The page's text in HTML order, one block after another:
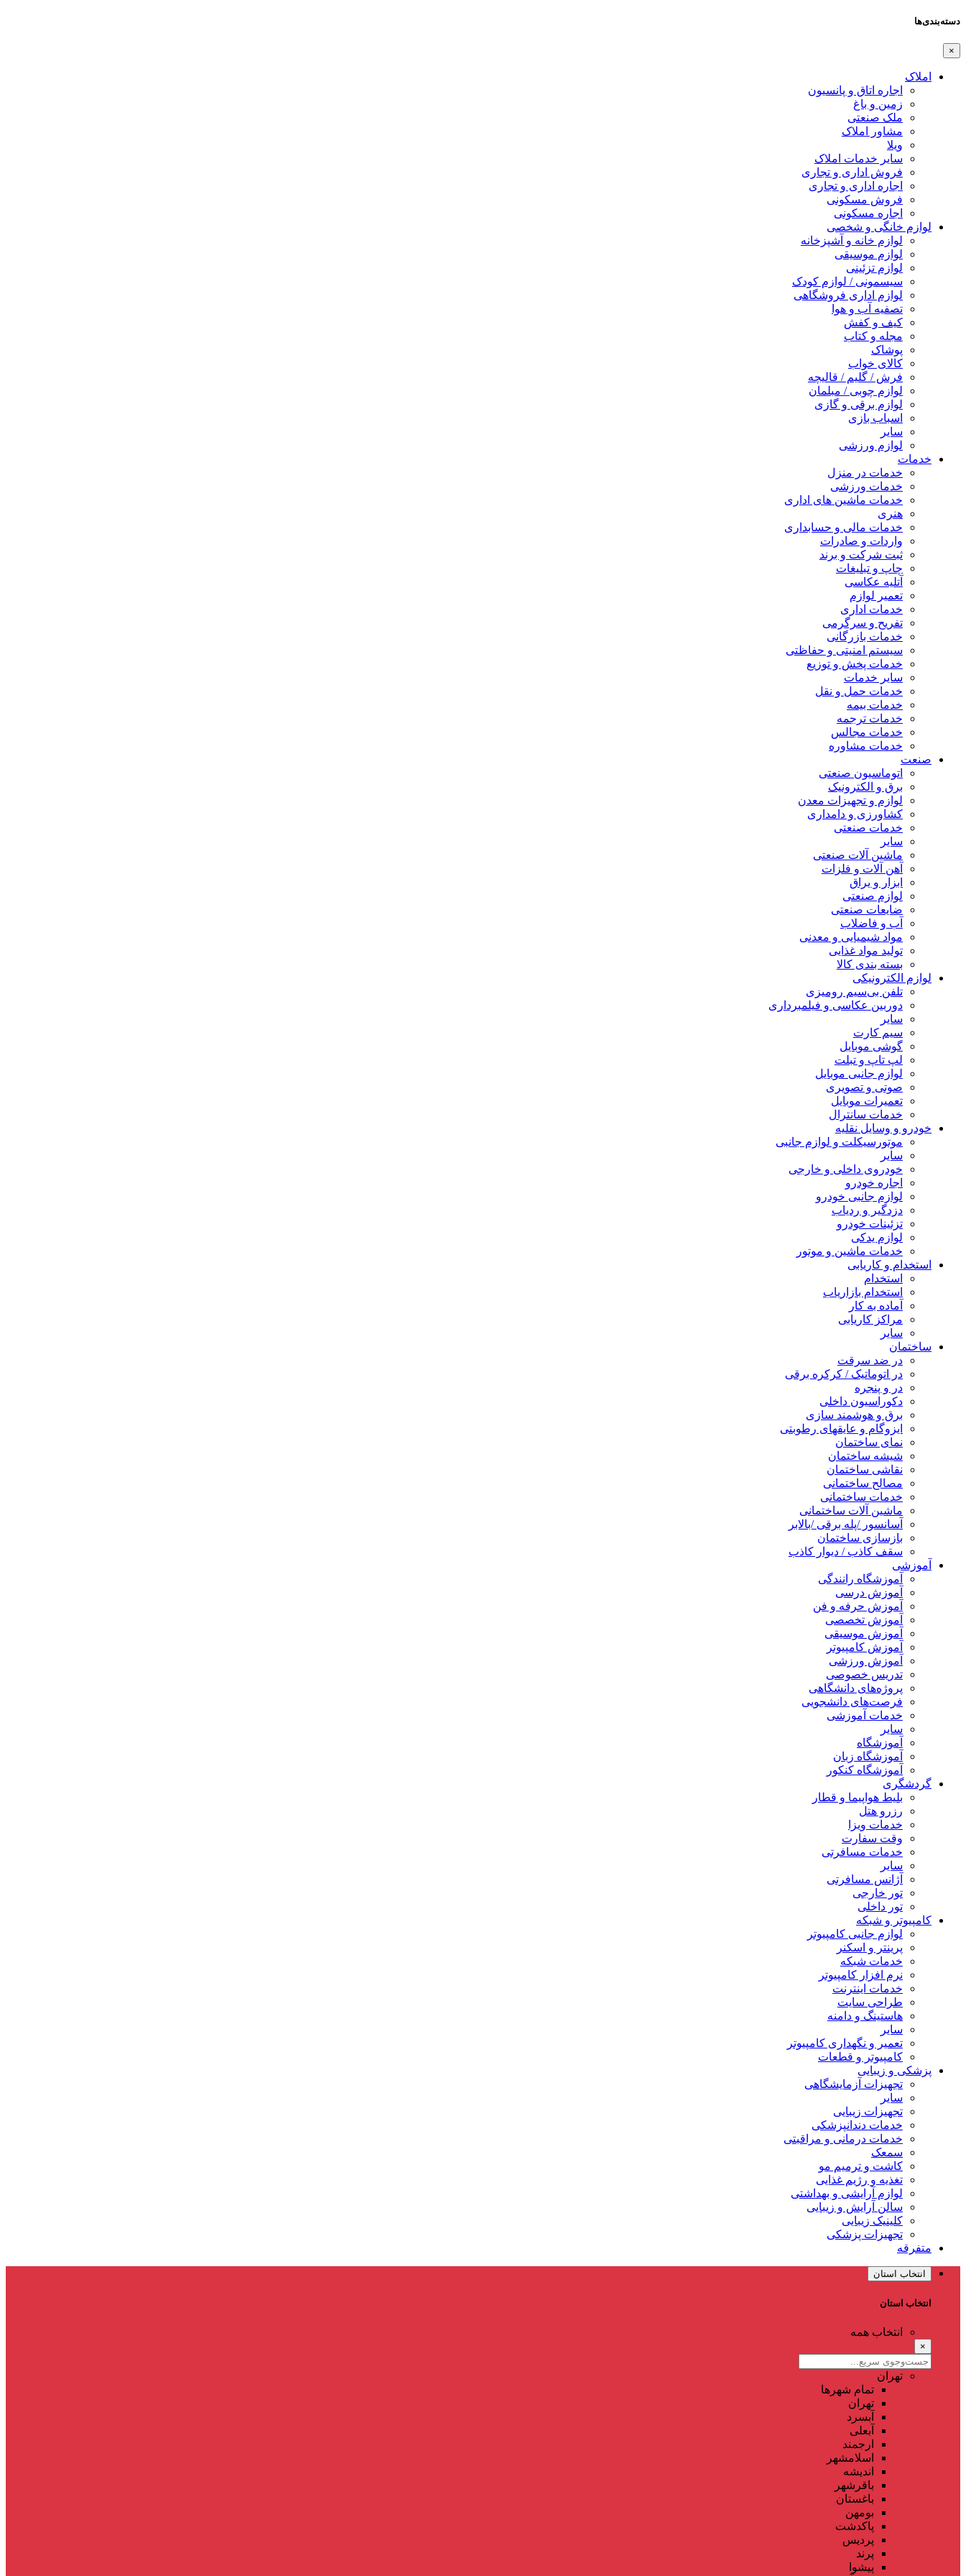
دسته‌بندی‌ها
×
املاک
اجاره اتاق و پانسیون
زمین و باغ
ملک صنعتی
مشاور املاک
ویلا
سایر خدمات املاک
فروش اداری و تجاری
اجاره اداری و تجاری
فروش مسکونی
اجاره مسکونی
لوازم خانگی و شخصی
لوازم خانه و آشپزخانه
لوازم موسیقی
لوازم تزئینی
سیسمونی / لوازم کودک
لوازم اداری فروشگاهی
تصفیه آب و هوا
کیف و کفش
مجله و کتاب
پوشاک
کالای خواب
فرش / گلیم / قالیچه
لوازم چوبی / مبلمان
لوازم برقی و گازی
اسباب بازی
سایر
لوازم ورزشی
خدمات
خدمات در منزل
خدمات ورزشی
خدمات ماشین های اداری
هنری
خدمات مالی و حسابداری
واردات و صادرات
ثبت شرکت و برند
چاپ و تبلیغات
آتلیه عکاسی
تعمیر لوازم
خدمات اداری
تفریح و سرگرمی
خدمات بازرگانی
سیستم امنیتی و حفاظتی
خدمات پخش و توزیع
سایر خدمات
خدمات حمل و نقل
خدمات بیمه
خدمات ترجمه
خدمات مجالس
خدمات مشاوره
صنعت
اتوماسیون صنعتی
برق و الکترونیک
لوازم و تجهیزات معدن
کشاورزی و دامداری
خدمات صنعتی
سایر
ماشین آلات صنعتی
آهن آلات و فلزات
ابزار و یراق
لوازم صنعتی
ضایعات صنعتی
آب و فاضلاب
مواد شیمیایی و معدنی
تولید مواد غذایی
بسته بندی کالا
لوازم الکترونیکی
تلفن بی‌سیم رومیزی
دوربین عکاسی و فیلمبرداری
سایر
سیم کارت
گوشی موبایل
لپ تاپ و تبلت
لوازم جانبی موبایل
صوتی و تصویری
تعمیرات موبایل
خدمات سانترال
خودرو و وسایل نقلیه
موتورسیکلت و لوازم جانبی
سایر
خودروی داخلی و خارجی
اجاره خودرو
لوازم جانبی خودرو
دزدگیر و ردیاب
تزئینات خودرو
لوازم یدکی
خدمات ماشین و موتور
استخدام و کاریابی
استخدام
استخدام بازاریاب
آماده به کار
مراکز کاریابی
سایر
ساختمان
در ضد سرقت
در اتوماتیک / کرکره برقی
در و پنجره
دکوراسیون داخلی
برق و هوشمند سازی
ایزوگام و عایقهای رطوبتی
نمای ساختمان
شیشه ساختمان
نقاشی ساختمان
مصالح ساختمانی
خدمات ساختمانی
ماشین آلات ساختمانی
آسانسور /پله برقی /بالابر
بازسازی ساختمان
سقف کاذب / دیوار کاذب
آموزشی
آموزشگاه رانندگی
آموزش درسی
آموزش حرفه و فن
آموزش تخصصی
آموزش موسیقی
آموزش کامپیوتر
آموزش ورزشی
تدریس خصوصی
پروژه‌های دانشگاهی
فرصت‌های دانشجویی
خدمات آموزشی
سایر
آموزشگاه
آموزشگاه زبان
آموزشگاه کنکور
گردشگری
بلیط هواپیما و قطار
رزرو هتل
خدمات ویزا
وقت سفارت
خدمات مسافرتی
سایر
آژانس مسافرتی
تور خارجی
تور داخلی
کامپیوتر و شبکه
لوازم جانبی کامپیوتر
پرینتر و اسکنر
خدمات شبکه
نرم افزار کامپیوتر
خدمات اینترنت
طراحی سایت
هاستینگ و دامنه
سایر
تعمیر و نگهداری کامپیوتر
کامپیوتر و قطعات
پزشکی و زیبایی
تجهیزات آزمایشگاهی
سایر
تجهیزات زیبایی
خدمات دندانپزشکی
خدمات درمانی و مراقبتی
سمعک
کاشت و ترمیم مو
تغذیه و رژیم غذایی
لوازم آرایشی و بهداشتی
سالن آرایش و زیبایی
کلینیک زیبایی
تجهیزات پزشکی
متفرقه
انتخاب استان
انتخاب استان
انتخاب همه
×
تهران
تمام شهر‌ها
تهران
آبسرد
آبعلی
ارجمند
اسلامشهر
اندیشه
باقرشهر
باغستان
بومهن
پاکدشت
پردیس
پرند
پیشوا